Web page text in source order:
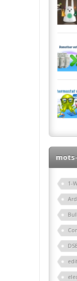
1-